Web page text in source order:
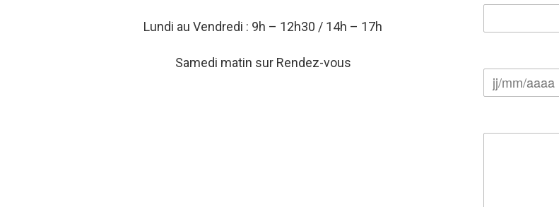
Lundi au Vendredi : 9h – 12h30 / 14h – 17h
Samedi matin sur Rendez-vous